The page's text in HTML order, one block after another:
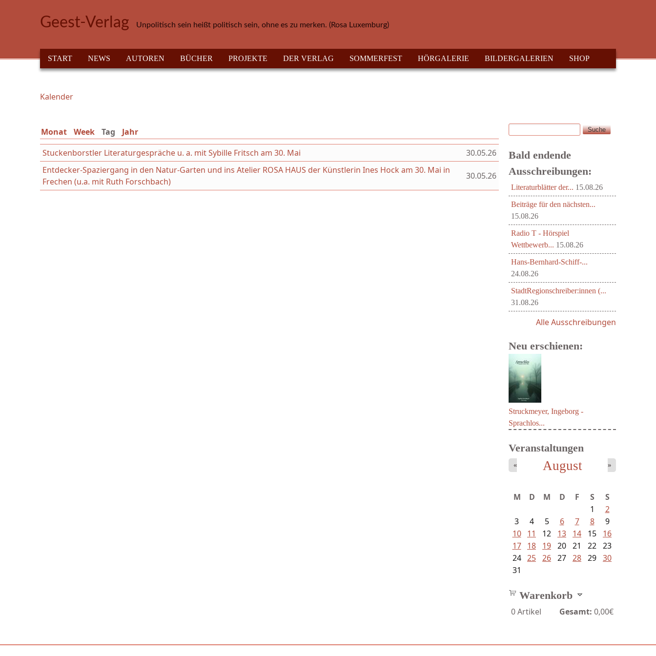
Geest-Verlag Unpolitisch sein heißt politisch sein, ohne es zu merken. (Rosa Luxemburg)
HAUPTMENÜ
START NEWS AUTOREN BÜCHER PROJEKTE DER VERLAG SOMMERFEST HÖRGALERIE BILDERGALERIEN SHOP
Sie sind hier
Kalender
Monat Week Tag (aktiver Reiter)
Jahr
Stuckenborstler Literaturgespräche u. a. mit Sybille Fritsch am 30. Mai
30.05.26
Entdecker-Spaziergang in den Natur-Garten und ins Atelier ROSA HAUS der Künstlerin Ines Hock am 30. Mai in
Frechen (u.a. mit Ruth Forschbach)
30.05.26
Suchformular
Suche
Bald endende
Ausschreibungen:
Literaturblätter der... 15.08.26
Beiträge für den nächsten...
15.08.26
Radio T - Hörspiel
Wettbewerb... 15.08.26
Hans-Bernhard-Schiff-...
24.08.26
StadtRegionschreiber:innen (...
31.08.26
Alle Ausschreibungen
Neu erschienen:
Struckmeyer, Ingeborg -
Sprachlos...
Veranstaltungen
August
« »
M D M D F S
S
1
2
3
4 5 6 7 8
9
10
11 12 13 14 15
16
17
18 19 20 21 22 23
24 25 26 27 28 29 30
31
Warenkorb
0Artikel Gesamt: 0,00€